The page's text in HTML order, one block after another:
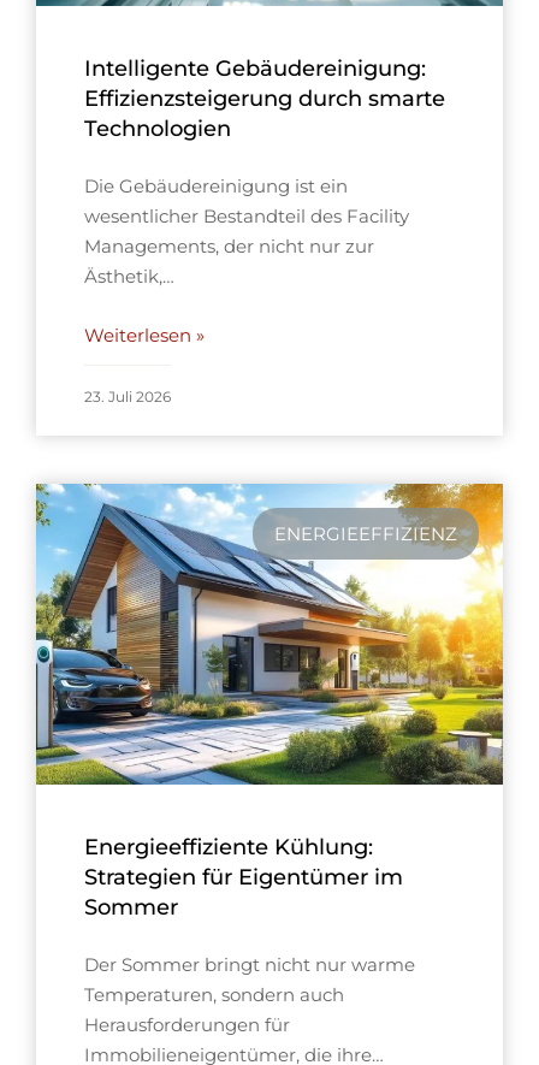
Intelligente Gebäudereinigung:
Effizienzsteigerung durch smarte
Technologien
Die Gebäudereinigung ist ein
wesentlicher Bestandteil des Facility
Managements, der nicht nur zur
Ästhetik,…
Weiterlesen »
23. Juli 2026
ENERGIEEFFIZIENZ
Energieeffiziente Kühlung:
Strategien für Eigentümer im
Sommer
Der Sommer bringt nicht nur warme
Temperaturen, sondern auch
Herausforderungen für
Immobilieneigentümer, die ihre…